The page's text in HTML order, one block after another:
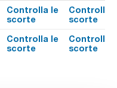
Controlla le
scorte
Controlla
scorte
Controlla le
scorte
Controlla
scorte